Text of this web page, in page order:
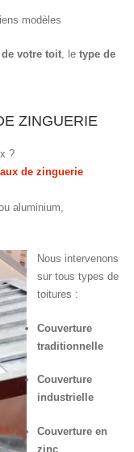
modèles
de votre toit , le type de
ZINGUERIE
?
de zinguerie
aluminium,
Nous intervenons
sur tous types de
toitures :
Couverture
traditionnelle
Couverture
industrielle
Couverture en
zinc